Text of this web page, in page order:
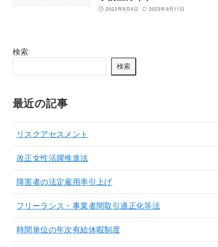
2023年9月4日 2023年9月11日
検索
検索
最近の記事
リスクアセスメント
改正女性活躍推進法
障害者の法定雇用率引上げ
フリーランス・事業者間取引適正化等法
時間単位の年次有給休暇制度